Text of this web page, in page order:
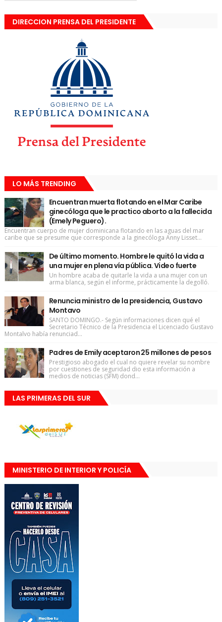
DIRECCION PRENSA DEL PRESIDENTE
LO MÁS TRENDING
Encuentran muerta flotando en el Mar Caribe
ginecóloga que le practico aborto a la fallecida
(Emely Peguero).
Encuentran cuerpo de mujer dominicana flotando en las aguas del mar
caribe que se presume que corresponde a la ginecóloga Anny Lisset...
De último momento. Hombre le quitó la vida a
una mujer en plena vía pública. Video fuerte
Un hombre acaba de quitarle la vida a una mujer con un
arma blanca, según el informe, prácticamente la degolló.
Renuncia ministro de la presidencia, Gustavo
Montavo
SANTO DOMINGO.- Según informaciones dicen qué el
Secretario Técnico de la Presidencia el Licenciado Gustavo
Montalvo había renunciad...
Padres de Emily aceptaron 25 millones de pesos
Prestigioso abogado el cual no quiere revelar su nombre
por cuestiones de seguridad dio esta información a
medios de noticias (SFM) dond...
LAS PRIMERAS DEL SUR
MINISTERIO DE INTERIOR Y POLICÍA